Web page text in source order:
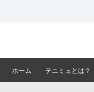
ホーム テニミュとは？